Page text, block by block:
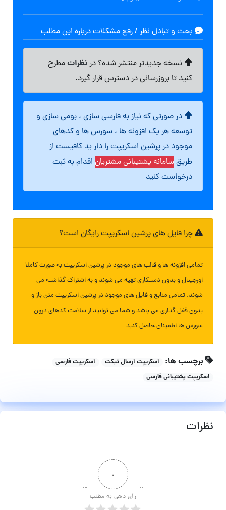
بحث و تبادل نظر / رفع مشکلات درباره این مطلب
نسخه جدیدتر منتشر شده؟ درنظراتمطرح
کنید تا بروزرسانی در دسترس قرار گیرد.
در صورتی که نیاز به فارسی سازی ، بومی سازی و
توسعه هر یک افزونه ها ، سورس ها و کدهای
موجود در پرشین اسکریپت را دار ید کافیست از
طریقسامانه پشتیبانی مشتریان اقدام به ثبت
درخواست کنید
چرا فایل های پرشین اسکریپت رایگان است؟
تمامی افزونه ها و قالب های موجود در پرشین اسکریپت به صورت کاملا
اورجینال و بدون دستکاری تهیه می شوند و به اشتراک گذاشته می
شوند. تمامی منابع و فایل های موجود در پرشین اسکریپت متن باز و
بدون قفل گذاری می باشد و شما می توانید از سلامت کدهای درون
سورس ها اطمینان حاصل کنید
برچسب ها: اسکریپت ارسال تیکت
اسکریپت فارسی
اسکریپت پشتیبانی فارسی
نظرات
۰
رأی دهی به مطلب